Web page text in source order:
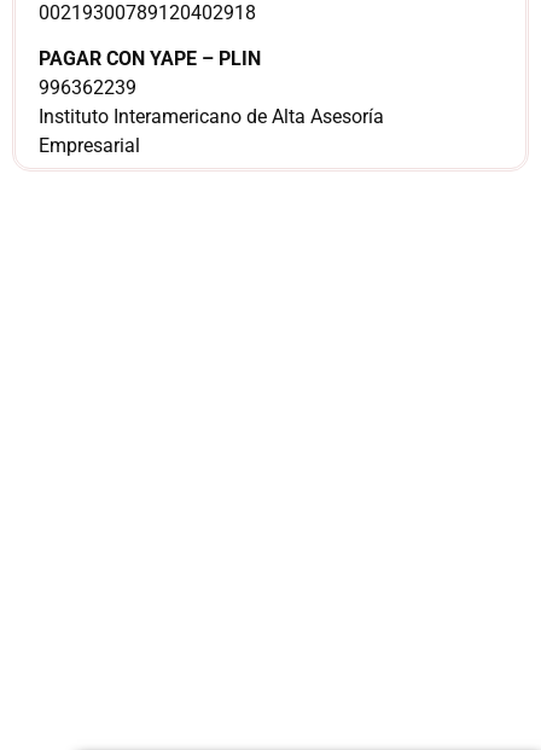
00219300789120402918
PAGAR CON YAPE – PLIN
996362239
Instituto Interamericano de Alta Asesoría
Empresarial